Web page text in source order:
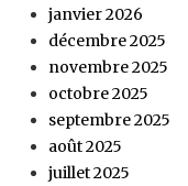
janvier 2026
décembre 2025
novembre 2025
octobre 2025
septembre 2025
août 2025
juillet 2025